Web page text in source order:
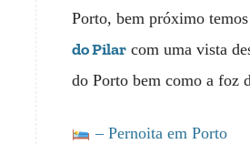
Porto, bem próximo
do Pilar com uma vista
do Porto bem como a foz
– Pernoita em Porto